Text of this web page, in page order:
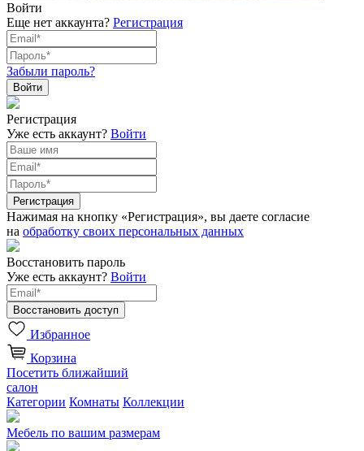
Войти
Еще нет аккаунта? Регистрация
Забыли пароль?
Регистрация
Уже есть аккаунт? Войти
Нажимая на кнопку «Регистрация», вы даете согласие
на обработку своих персональных данных
Восстановить пароль
Уже есть аккаунт? Войти
Избранное
Корзина
Посетить ближайший
салон
Категории Комнаты Коллекции
Мебель по вашим размерам